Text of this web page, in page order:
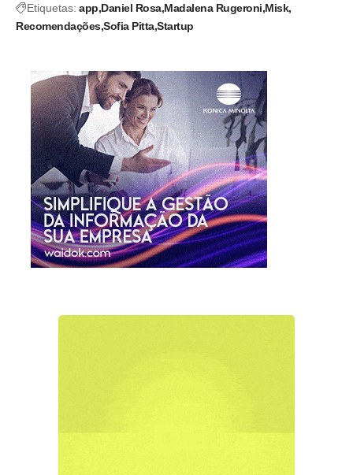
Etiquetas: app Daniel Rosa Madalena Rugeroni Misk
Recomendações Sofia Pitta Startup